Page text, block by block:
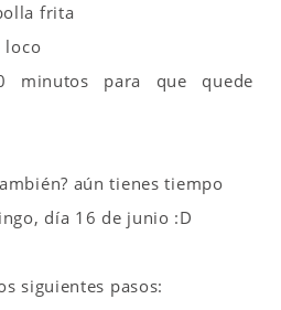
frita
loco
minutos para que quede
aún tienes tiempo
día 16 de junio :D
siguientes pasos: